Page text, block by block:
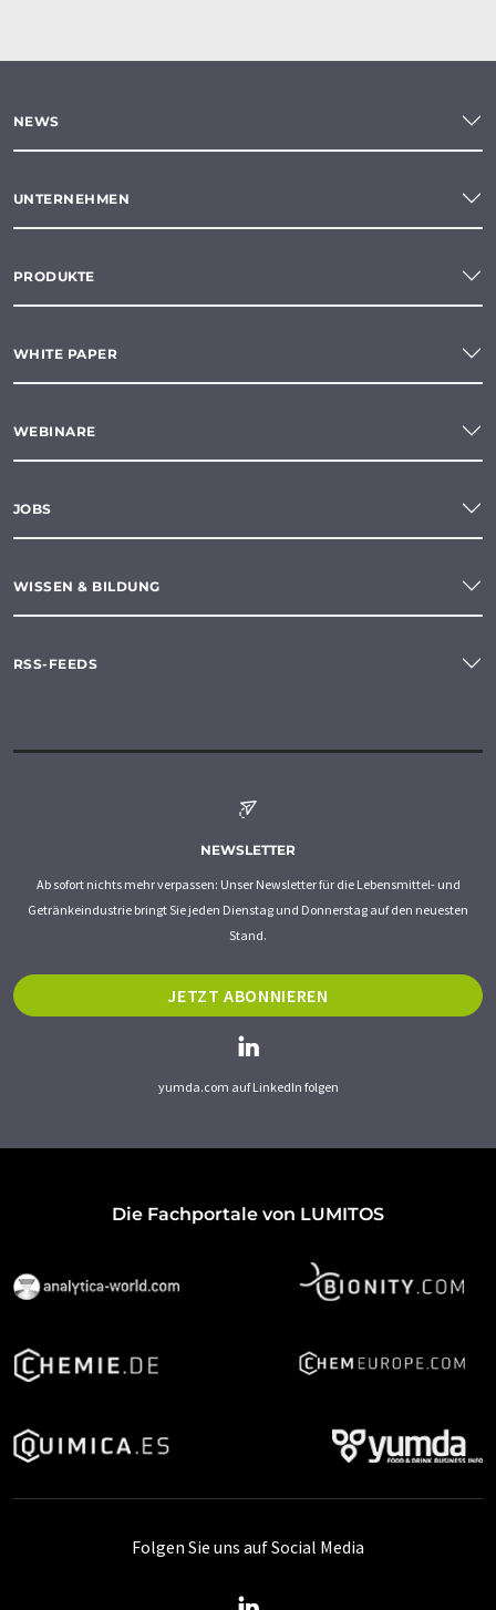
NEWS
UNTERNEHMEN
PRODUKTE
WHITE PAPER
WEBINARE
JOBS
WISSEN & BILDUNG
RSS-FEEDS
NEWSLETTER
Ab sofort nichts mehr verpassen: Unser Newsletter für die Lebensmittel- und
Getränkeindustrie bringt Sie jeden Dienstag und Donnerstag auf den neuesten
Stand.
JETZT ABONNIEREN
yumda.com auf LinkedIn folgen
Die Fachportale von LUMITOS
Folgen Sie uns auf Social Media